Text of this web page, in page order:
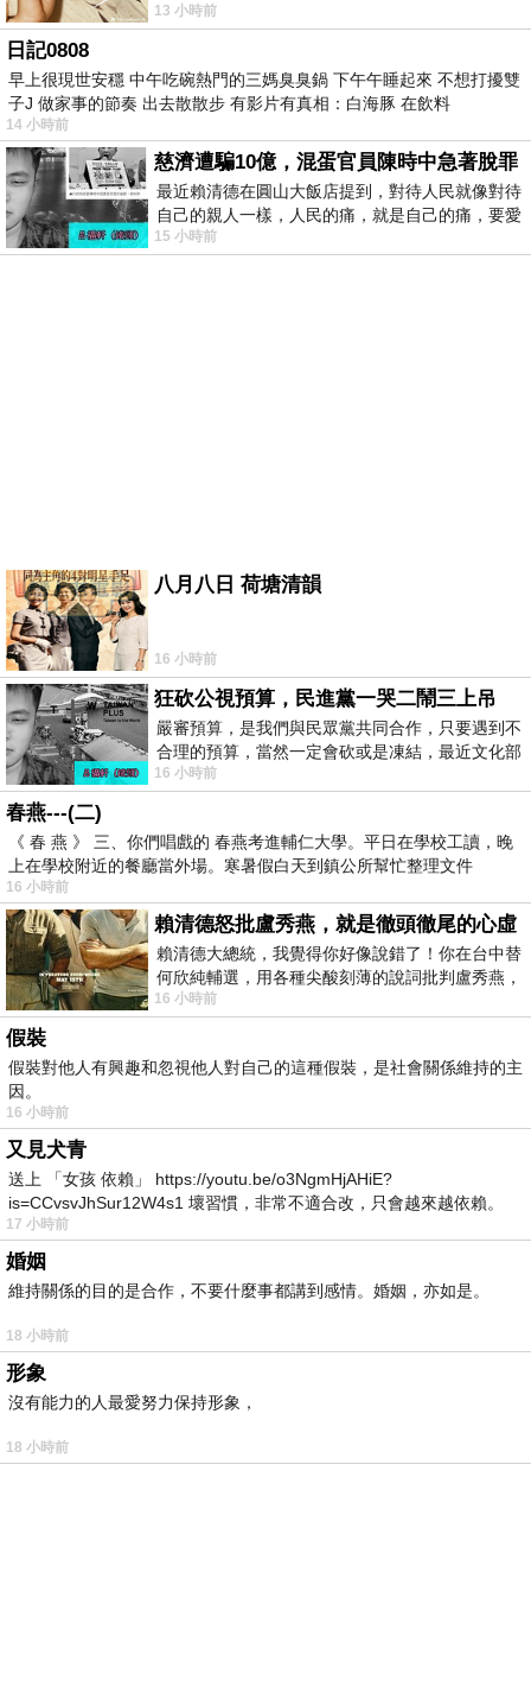
心演戲。拍攝期間，經常工作超過12個鐘
13 小時前
日記0808
早上很現世安穩 中午吃碗熱門的三媽臭臭鍋 下午午睡起來 不想打擾雙
子J 做家事的節奏 出去散散步 有影片有真相：白海豚 在飲料
14 小時前
慈濟遭騙10億，混蛋官員陳時中急著脫罪
最近賴清德在圓山大飯店提到，對待人民就像對待
自己的親人一樣，人民的痛，就是自己的痛，要愛
民如親，說的這麼好聽，實際上根本沒做
15 小時前
八月八日 荷塘清韻
16 小時前
狂砍公視預算，民進黨一哭二鬧三上吊
嚴審預算，是我們與民眾黨共同合作，只要遇到不
合理的預算，當然一定會砍或是凍結，最近文化部
要編列公視和Taiwan plus預算，在110年
16 小時前
春燕---(二)
《 春 燕 》 三、你們唱戲的 春燕考進輔仁大學。平日在學校工讀，晚
上在學校附近的餐廳當外場。寒暑假白天到鎮公所幫忙整理文件
16 小時前
賴清德怒批盧秀燕，就是徹頭徹尾的心虛
賴清德大總統，我覺得你好像說錯了！你在台中替
何欣純輔選，用各種尖酸刻薄的說詞批判盧秀燕，
罵她施政滿意度輸給陳其邁，甚至還說盧
16 小時前
假裝
假裝對他人有興趣和忽視他人對自己的這種假裝，是社會關係維持的主
因。
16 小時前
又見犬青
送上 「女孩 依賴」 https://youtu.be/o3NgmHjAHiE?
is=CCvsvJhSur12W4s1 壞習慣，非常不適合改，只會越來越依賴。
我害怕的
17 小時前
婚姻
維持關係的目的是合作，不要什麼事都講到感情。婚姻，亦如是。
18 小時前
形象
沒有能力的人最愛努力保持形象，
18 小時前